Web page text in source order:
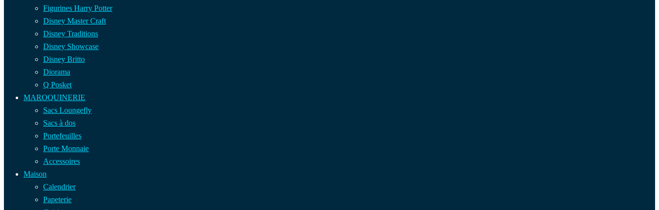
Figurines Harry Potter
Disney Master Craft
Disney Traditions
Disney Showcase
Disney Britto
Diorama
Q Posket
MAROQUINERIE
Sacs Loungefly
Sacs à dos
Portefeuilles
Porte Monnaie
Accessoires
Maison
Calendrier
Papeterie